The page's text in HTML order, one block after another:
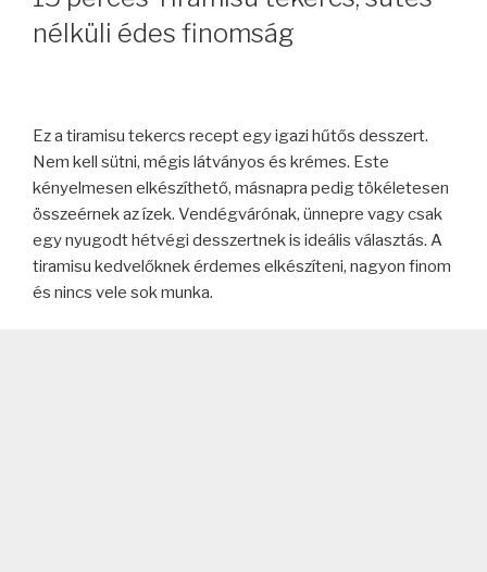
nélküli édes finomság
Ez a tiramisu tekercs recept egy igazi hűtős desszert.
Nem kell sütni, mégis látványos és krémes. Este
kényelmesen elkészíthető, másnapra pedig tökéletesen
összeérnek az ízek. Vendégvárónak, ünnepre vagy csak
egy nyugodt hétvégi desszertnek is ideális választás. A
tiramisu kedvelőknek érdemes elkészíteni, nagyon finom
és nincs vele sok munka.